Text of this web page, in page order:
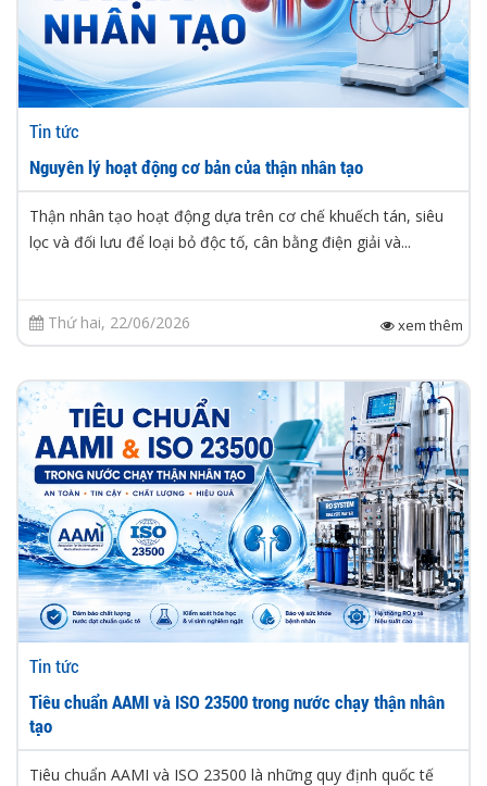
Tin tức
Nguyên lý hoạt động cơ bản của thận nhân tạo
Thận nhân tạo hoạt động dựa trên cơ chế khuếch tán, siêu
lọc và đối lưu để loại bỏ độc tố, cân bằng điện giải và...
Thứ hai, 22/06/2026 xem thêm
Tin tức
Tiêu chuẩn AAMI và ISO 23500 trong nước chạy thận nhân
tạo
Tiêu chuẩn AAMI và ISO 23500 là những quy định quốc tế